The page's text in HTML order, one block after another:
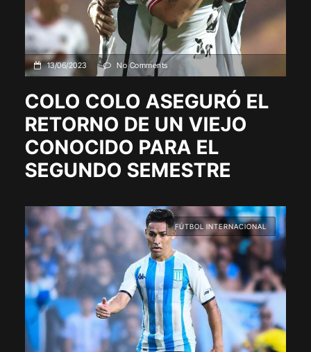
13/06/2023 No Comments
COLO COLO ASEGURÓ EL
RETORNO DE UN VIEJO
CONOCIDO PARA EL
SEGUNDO SEMESTRE
FÚTBOL INTERNACIONAL